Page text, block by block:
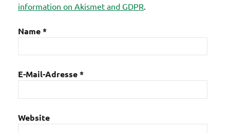
information on Akismet and GDPR
Name*
E-Mail-Adresse*
Website